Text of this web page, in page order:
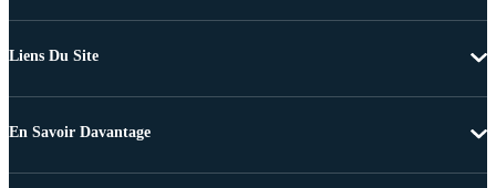
Liens Du Site
En Savoir Davantage